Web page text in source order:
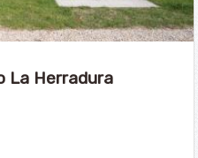
La Herradura